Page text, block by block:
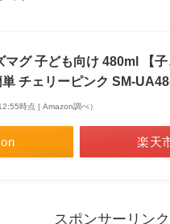
マグ 子ども向け 480ml 【
チェリーピンク SM-
時点 | Amazon調べ）
楽天
スポンサーリンク